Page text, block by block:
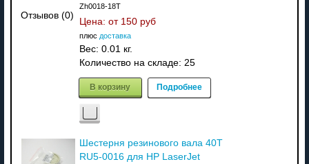
Отзывов (0)
Zh0018-18T
Цена: от 150 руб
плюс доставка
Вес: 0.01 кг.
Количество на складе: 25
В корзину Подробнее
Шестерня резинового вала 40T
RU5-0016 для HP LaserJet